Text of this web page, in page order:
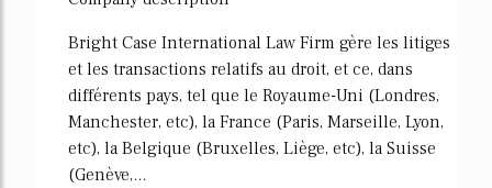
Bright Case International Law Firm gère les litiges
et les transactions relatifs au droit, et ce, dans
différents pays, tel que le Royaume-Uni (Londres,
Manchester, etc), la France (Paris, Marseille, Lyon,
etc), la Belgique (Bruxelles, Liège, etc), la Suisse
(Genève,...